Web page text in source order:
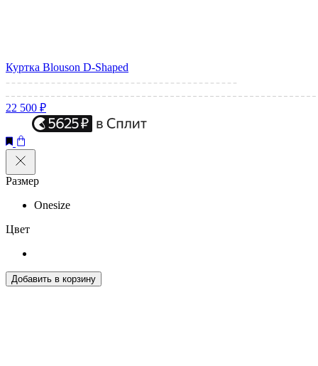
Куртка Blouson D-Shaped
22 500 ₽
Размер
Onesize
Цвет
Добавить в корзину